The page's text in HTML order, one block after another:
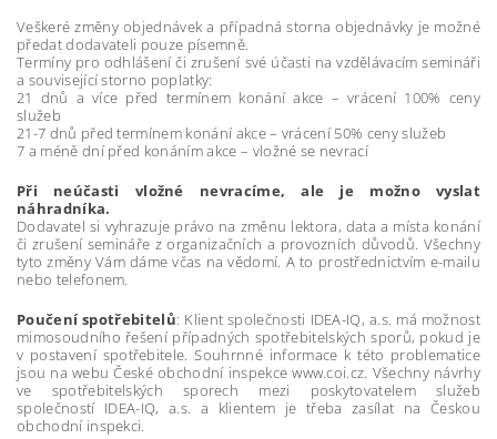
Veškeré změny objednávek a případná storna objednávky je možné
předat dodavateli pouze písemně.
Termíny pro odhlášení či zrušení své účasti na vzdělávacím semináři
a související storno poplatky:
21 dnů a více před termínem konání akce – vrácení 100% ceny
služeb
21-7 dnů před termínem konání akce – vrácení 50% ceny služeb
7 a méně dní před konáním akce – vložné se nevrací
Při neúčasti vložné nevracíme, ale je možno vyslat
náhradníka.
Dodavatel si vyhrazuje právo na změnu lektora, data a místa konání
či zrušení semináře z organizačních a provozních důvodů. Všechny
tyto změny Vám dáme včas na vědomí. A to prostřednictvím e-mailu
nebo telefonem.
Poučení spotřebitelů: Klient společnosti IDEA-IQ, a.s. má možnost
mimosoudního řešení případných spotřebitelských sporů, pokud je
v postavení spotřebitele. Souhrnné informace k této problematice
jsou na webu České obchodní inspekce www.coi.cz. Všechny návrhy
ve spotřebitelských sporech mezi poskytovatelem služeb
společností IDEA-IQ, a.s. a klientem je třeba zasílat na Českou
obchodní inspekci.